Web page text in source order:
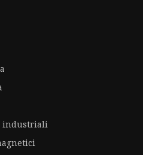
industriali